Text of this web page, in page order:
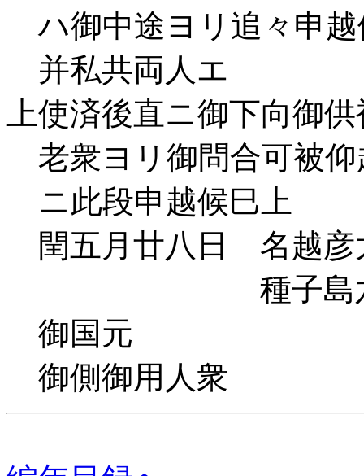
ハ御中途ヨリ追々申越
并私共両人エ
上使済後直ニ御下向御
老衆ヨリ御問合可被仰
ニ此段申越候巳上
閏五月廿八日 名越彦
種子島六
御国元
御側御用人衆